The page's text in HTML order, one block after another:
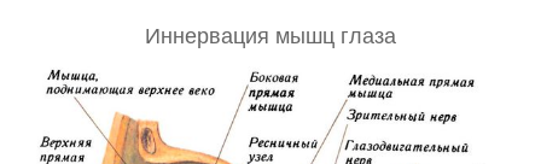
Иннервация мышц глаза